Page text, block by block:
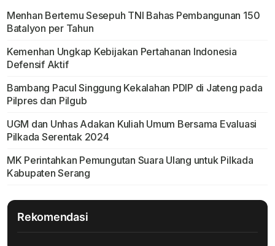
Menhan Bertemu Sesepuh TNI Bahas Pembangunan 150
Batalyon per Tahun
Kemenhan Ungkap Kebijakan Pertahanan Indonesia
Defensif Aktif
Bambang Pacul Singgung Kekalahan PDIP di Jateng pada
Pilpres dan Pilgub
UGM dan Unhas Adakan Kuliah Umum Bersama Evaluasi
Pilkada Serentak 2024
MK Perintahkan Pemungutan Suara Ulang untuk Pilkada
Kabupaten Serang
Rekomendasi